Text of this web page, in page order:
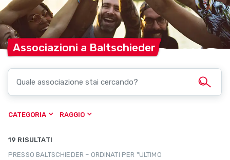
Associazioni a Baltschieder
CATEGORIA RAGGIO
19 RISULTATI
PRESSO BALTSCHIEDER – ORDINATI PER "ULTIMO